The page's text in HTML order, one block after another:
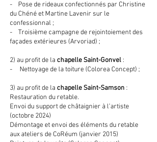
- Pose de rideaux confectionnés par Christine
du Chéné et Martine Lavenir sur le
confessionnal ;
- Troisième campagne de rejointoiement des
façades extérieures (Arvoriad) ;
2) au profit de la chapelle Saint-Gonvel :
- Nettoyage de la toiture (Colorea Concept) ;
3) au profit de la chapelle Saint-Samson :
Restauration du retable.
Envoi du support de châtaignier à l’artiste
(octobre 2024)
Démontage et envoi des éléments du retable
aux ateliers de CoRéum (janvier 2015)